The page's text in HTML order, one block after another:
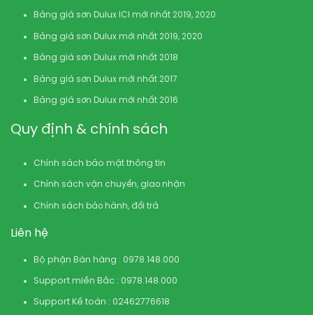
Bảng giá sơn Dulux ICI mới nhất 2019, 2020
Bảng giá sơn Dulux mới nhất 2019, 2020
Bảng giá sơn Dulux mới nhất 2018
Bảng giá sơn Dulux mới nhất 2017
Bảng giá sơn Dulux mới nhất 2016
Quy định & chính sách
Chính sách bảo mật thông tin
Chính sách vận chuyển, giao nhận
Chính sách bảo hành, đổi trả
Liên hệ
Bộ phận Bán hàng : 0978.148.000
Support miền Bắc : 0978.148.000
Support Kế toán : 02462776618